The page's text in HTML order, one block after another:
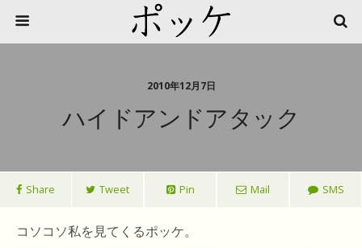
2010年12月7日
ハイドアンドアタック
Share Tweet Pin Mail SMS
コソコソ私を見てくるポッケ。